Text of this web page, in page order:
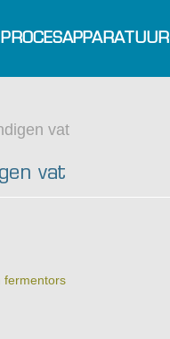
PROCESAPPARATUUR
vat
vat
fermentors